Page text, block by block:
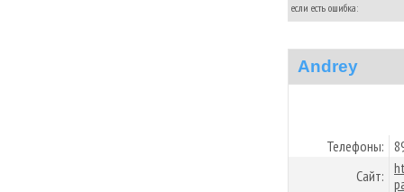
если есть ошибка:
Andrey
Телефоны:
Сайт: